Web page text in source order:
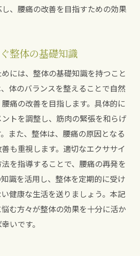
、腰痛の改善を目指すための効果
整体の基礎知識
には、整体の基礎知識を持つこと
体のバランスを整えることで自然
痛の改善を目指します。具体的に
トを調整し、筋肉の緊張を和らげ
また、整体は、腰痛の原因となる
も重視します。適切なエクササイ
を指導することで、腰痛の再発を
識を活用し、整体を定期的に受け
健康な生活を送りましょう。本記
む方々が整体の効果を十分に活か
いです。